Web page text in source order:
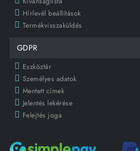
Hírlevél beállítások
Termékvisszaküldés
GDPR
Eszköztár
Személyes adatok
Mentett címek
Jelentés lekérése
Felejtés joga